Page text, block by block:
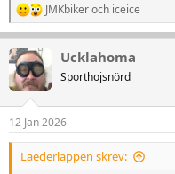
R
e
a
k
t
i
n
e
r
JMKbikeroch iceice
Ucklahoma
Sporthojsnörd
12 Jan 2026
Laederlappen skrev: